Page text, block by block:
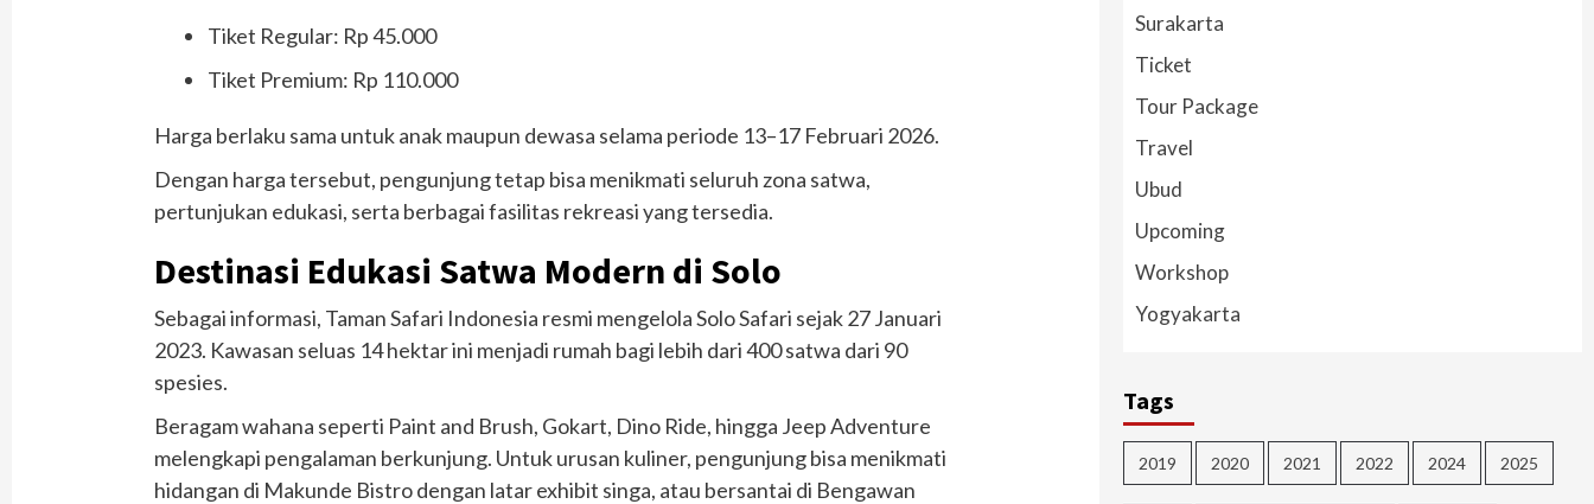
Tiket Regular: Rp 45.000
Tiket Premium: Rp 110.000
Harga berlaku sama untuk anak maupun dewasa selama periode 13–17 Februari 2026.
Dengan harga tersebut, pengunjung tetap bisa menikmati seluruh zona satwa,
pertunjukan edukasi, serta berbagai fasilitas rekreasi yang tersedia.
Destinasi Edukasi Satwa Modern di Solo
Sebagai informasi, Taman Safari Indonesia resmi mengelola Solo Safari sejak 27 Januari
2023. Kawasan seluas 14 hektar ini menjadi rumah bagi lebih dari 400 satwa dari 90
spesies.
Beragam wahana seperti Paint and Brush, Gokart, Dino Ride, hingga Jeep Adventure
melengkapi pengalaman berkunjung. Untuk urusan kuliner, pengunjung bisa menikmati
hidangan di Makunde Bistro dengan latar exhibit singa, atau bersantai di Bengawan
Surakarta
Ticket
Tour Package
Travel
Ubud
Upcoming
Workshop
Yogyakarta
Tags
2019 2020 2021 2022 2024 2025